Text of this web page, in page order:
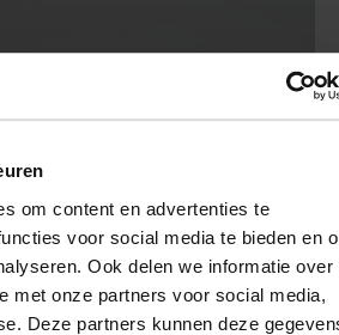
om content en advertenties te
voor social media te bieden en
Ook delen we informatie over
met onze partners voor social media,
Deze partners kunnen deze